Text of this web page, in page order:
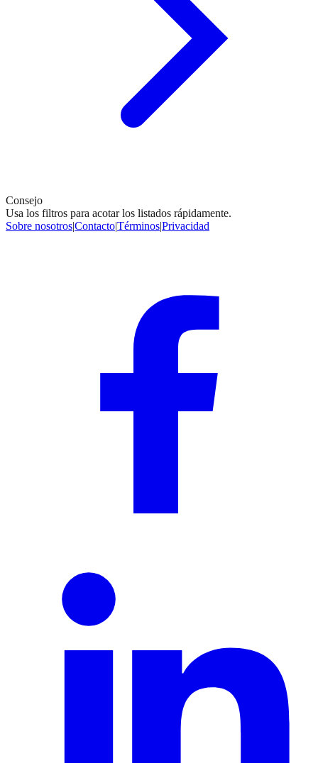
Consejo
Usa los filtros para acotar los listados rápidamente.
Sobre nosotros|Contacto|Términos|Privacidad